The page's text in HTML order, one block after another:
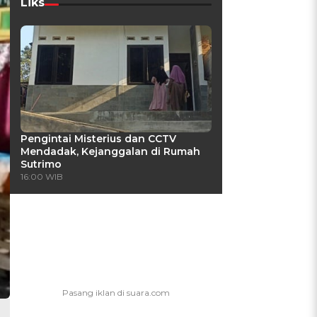
Pengintai Misterius dan CCTV
Mendadak, Kejanggalan di Rumah
Sutrimo
16:00 WIB